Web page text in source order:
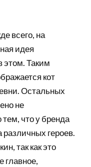
всего, на
идея
этом. Таким
кот
Остальных
не
что у бренда
различных героев.
так как это
главное,